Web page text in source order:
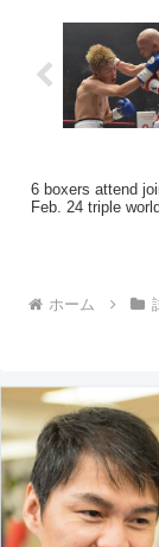
6 boxers attend
Feb. 24 triple
ホーム